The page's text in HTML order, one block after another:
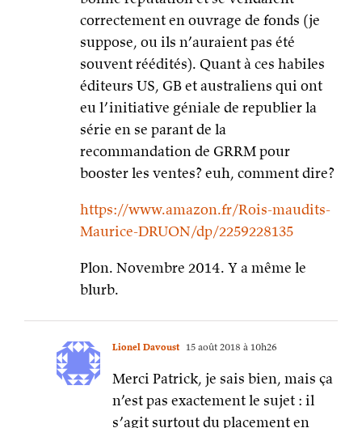
correctement en ouvrage de fonds (je
suppose, ou ils n’auraient pas été
souvent réédités). Quant à ces habiles
éditeurs US, GB et australiens qui ont
eu l’initiative géniale de republier la
série en se parant de la
recommandation de GRRM pour
booster les ventes? euh, comment dire?
https://www.amazon.fr/Rois-maudits-
Maurice-DRUON/dp/2259228135
Plon. Novembre 2014. Y a même le
blurb.
Lionel Davoust 15 août 2018 à 10h26
Merci Patrick, je sais bien, mais ça
n’est pas exactement le sujet : il
s’agit surtout du placement en